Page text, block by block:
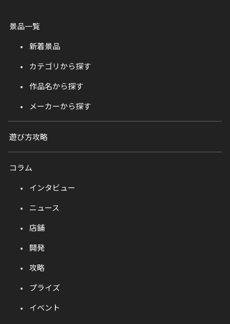
景品一覧
新着景品
カテゴリから探す
作品名から探す
メーカーから探す
遊び方攻略
コラム
インタビュー
ニュース
店舗
開発
攻略
プライズ
イベント